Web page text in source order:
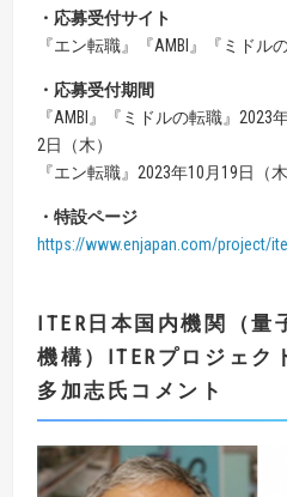
・応募受付サイト
『エン転職』『AMBI』『ミドル
・応募受付期間
『AMBI』『ミドルの転職』2023
2日（木）
『エン転職』2023年10月19日（
・特設ページ
https://www.enjapan.com/project/
ITER 日本国内機関（量
機構） ITER プロジェ
多加志氏 コメント